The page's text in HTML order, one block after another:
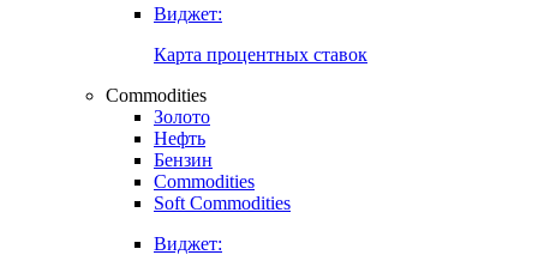
Страницы стран
Росстат
Виджет:
Карта процентных ставок
Commodities
Золото
Бензин